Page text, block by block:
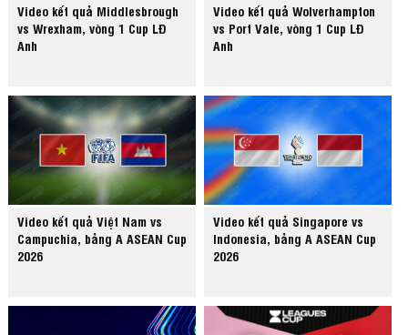
Video kết quả Middlesbrough
vs Wrexham, vòng 1 Cup LĐ
Anh
Video kết quả Wolverhampton
vs Port Vale, vòng 1 Cup LĐ
Anh
Video kết quả Việt Nam vs
Campuchia, bảng A ASEAN Cup
2026
Video kết quả Singapore vs
Indonesia, bảng A ASEAN Cup
2026